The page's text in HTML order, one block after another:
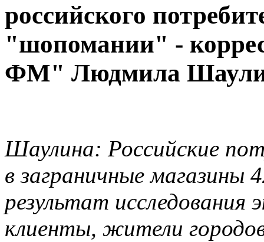
российского
"шопомании" -
ФМ" Людмила
Шаулина: Российские
в заграничные магазины
результат
клиенты, жители